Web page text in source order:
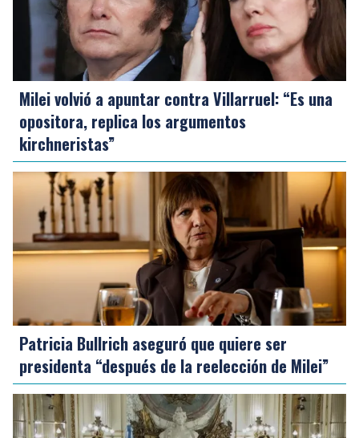
Milei volvió a apuntar contra Villarruel: “Es una
opositora, replica los argumentos
kirchneristas”
Patricia Bullrich aseguró que quiere ser
presidenta “después de la reelección de Milei”